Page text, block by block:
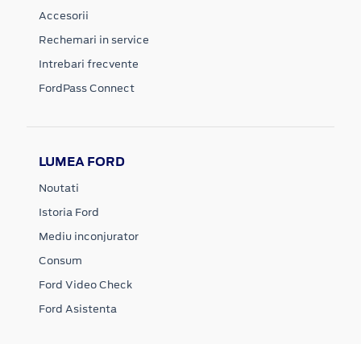
Accesorii
Rechemari in service
Intrebari frecvente
FordPass Connect
LUMEA FORD
Noutati
Istoria Ford
Mediu inconjurator
Consum
Ford Video Check
Ford Asistenta